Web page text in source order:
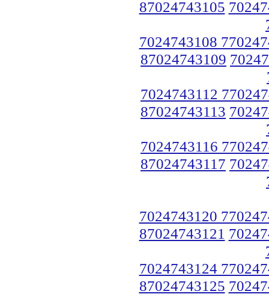
87024743105
7024743108
87024743109
7024743112
87024743113
7024743116
87024743117
7024743120
87024743121
7024743124
87024743125